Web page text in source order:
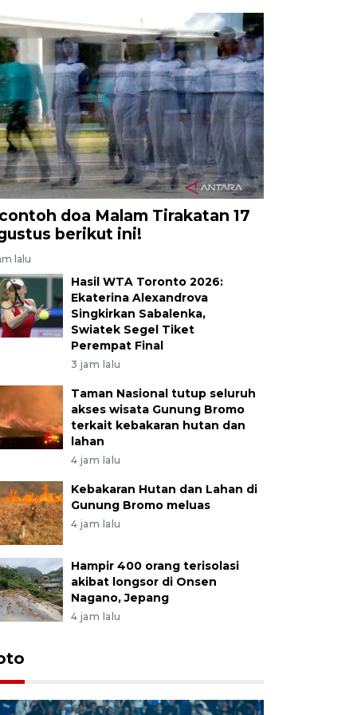
doa Malam Tirakatan 17
berikut ini!
lalu
Hasil WTA Toronto 2026:
Ekaterina Alexandrova
Singkirkan Sabalenka,
Swiatek Segel Tiket
Perempat Final
3 jam lalu
Taman Nasional tutup seluruh
akses wisata Gunung Bromo
terkait kebakaran hutan dan
lahan
4 jam lalu
Kebakaran Hutan dan Lahan di
Gunung Bromo meluas
4 jam lalu
Hampir 400 orang terisolasi
akibat longsor di Onsen
Nagano, Jepang
4 jam lalu